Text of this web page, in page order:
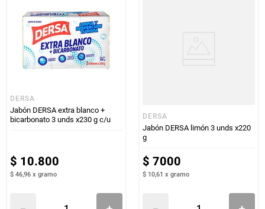
DERSA
Jabón DERSA extra blanco +
bicarbonato 3 unds x230 g c/u
$ 10.800
$ 46,96 x gramo
DERSA
Jabón DERSA limón 3 unds x220
g
$ 7000
$ 10,61 x gramo